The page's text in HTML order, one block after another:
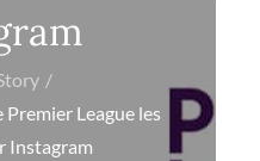
Premier League les
Instagram